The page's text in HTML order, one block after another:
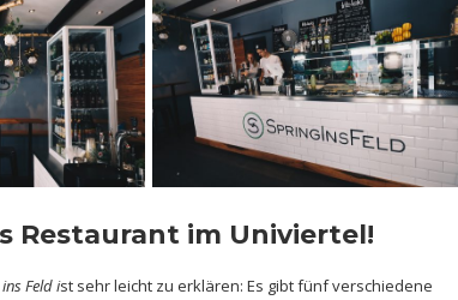
Restaurant im Univiertel!
Feld ist sehr leicht zu erklären: Es gibt fünf verschiedene